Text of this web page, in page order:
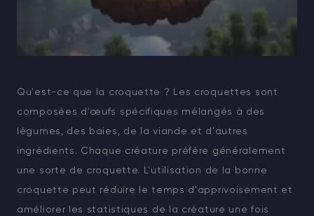
Qu'est-ce que la croquette ? Les croquettes sont
composées d'œufs spécifiques mélangés à des
légumes, des baies, de la viande et d'autres
ingrédients. Chaque créature préfère généralement
une sorte de croquette. L'utilisation de la bonne
croquette peut réduire le temps d'apprivoisement et
améliorer les statistiques de la créature une fois